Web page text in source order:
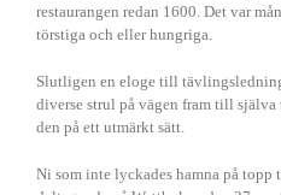
restaurangen redan 1600. Det var
törstiga och eller hungriga.
Slutligen en eloge till
diverse strul på vägen fram till
den på ett utmärkt sätt.
Ni som inte lyckades hamna på topp